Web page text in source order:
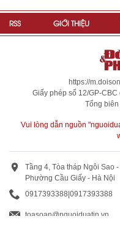
RSS GIỚI THIỆU
https://
Giấy phép số 12/GP-
Tổng
Vui lòng dẫn nguồn
Tầng 4, Tòa tháp Ngôi Sao
Phường Cầu Giấy - Hà Nội
0917393388|0917393388
toasoan@nguoiduatin.vn